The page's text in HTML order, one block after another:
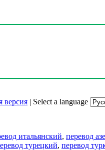
версия | Select a language
итальянский, перевод
турецкий, перевод